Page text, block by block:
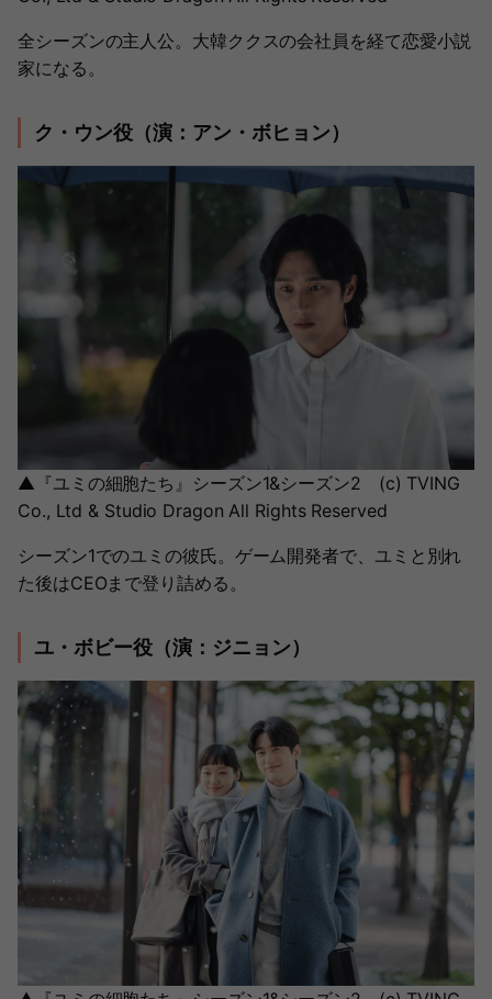
全シーズンの主人公。大韓ククスの会社員を経て恋愛小説
家になる。
ク・ウン役（演：アン・ボヒョン）
▲『ユミの細胞たち』シーズン1&シーズン2 (c) TVING
Co., Ltd & Studio Dragon All Rights Reserved
シーズン1でのユミの彼氏。ゲーム開発者で、ユミと別れ
た後はCEOまで登り詰める。
ユ・ボビー役（演：ジニョン）